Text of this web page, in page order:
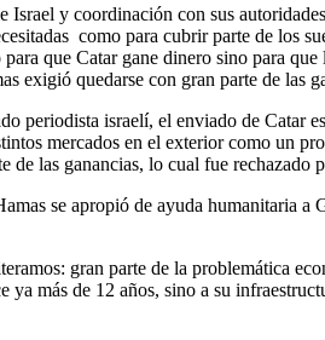
Israel y coordinación con sus
como para cubrir parte de los
que Catar gane dinero sino para
exigió quedarse con gran parte de las
periodista israelí, el enviado de
mercados en el exterior como un
las ganancias, lo cual fue rechazado
se apropió de ayuda humanitaria
gran parte de la problemática
ya más de 12 años, sino a su